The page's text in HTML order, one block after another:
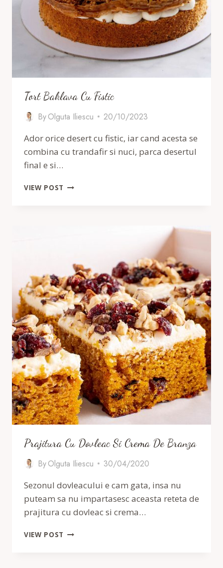
Tort Baklava Cu Fistic
ByOlguta Iliescu
20/10/2023
Ador orice desert cu fistic, iar cand acesta se
combina cu trandafir si nuci, parca desertul
final e si…
VIEW POST TORT
Prajitura Cu Dovleac Si Crema De Branza
ByOlguta Iliescu
30/04/2020
Sezonul dovleacului e cam gata, insa nu
puteam sa nu impartasesc aceasta reteta de
prajitura cu dovleac si crema…
VIEW POST PRAJITURA